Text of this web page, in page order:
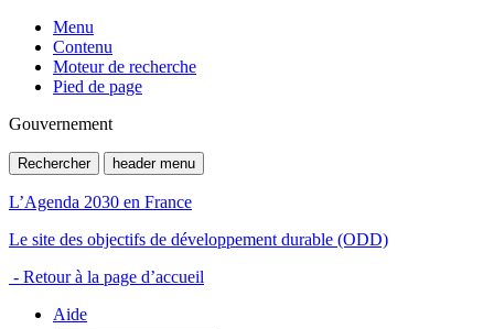
Menu
Contenu
Moteur de recherche
Pied de page
Gouvernement
Rechercher header menu
L’Agenda 2030 en France
Le site des objectifs de développement durable (ODD)
- Retour à la page d’accueil
Aide